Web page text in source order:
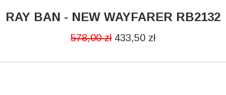
CZYTAJ DALEJ
RAY BAN - NEW WAYFARER RB2132
578,00zł 433,50 zł